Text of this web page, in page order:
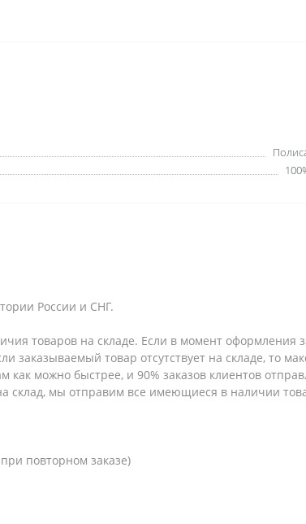
России и СНГ.
товаров на складе. Если в момент
заказываемый товар отсутствует на складе, то
как можно быстрее, и 90% заказов клиентов
склад, мы отправим все имеющиеся в наличии
повторном заказе)